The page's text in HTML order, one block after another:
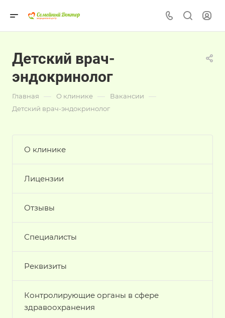
Детский врач-
эндокринолог
Главная — О клинике — Вакансии —
Детский врач-эндокринолог
О клинике
Лицензии
Отзывы
Специалисты
Реквизиты
Контролирующие органы в сфере
здравоохранения